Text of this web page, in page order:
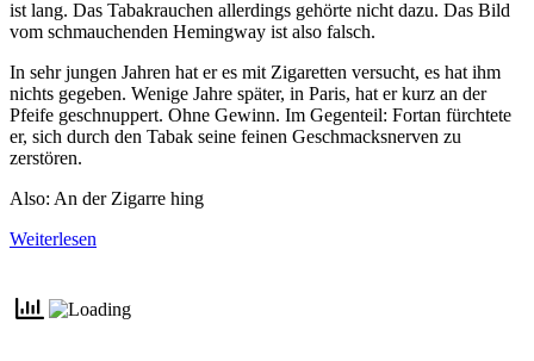
ist lang. Das Tabakrauchen allerdings gehörte nicht dazu. Das Bild
vom schmauchenden Hemingway ist also falsch.
In sehr jungen Jahren hat er es mit Zigaretten versucht, es hat ihm
nichts gegeben. Wenige Jahre später, in Paris, hat er kurz an der
Pfeife geschnuppert. Ohne Gewinn. Im Gegenteil: Fortan fürchtete
er, sich durch den Tabak seine feinen Geschmacksnerven zu
zerstören.
Also: An der Zigarre hing
Weiterlesen